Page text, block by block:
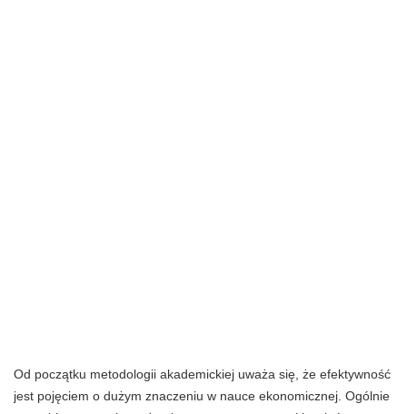
Od początku metodologii akademickiej uważa się, że efektywność
jest pojęciem o dużym znaczeniu w nauce ekonomicznej. Ogólnie